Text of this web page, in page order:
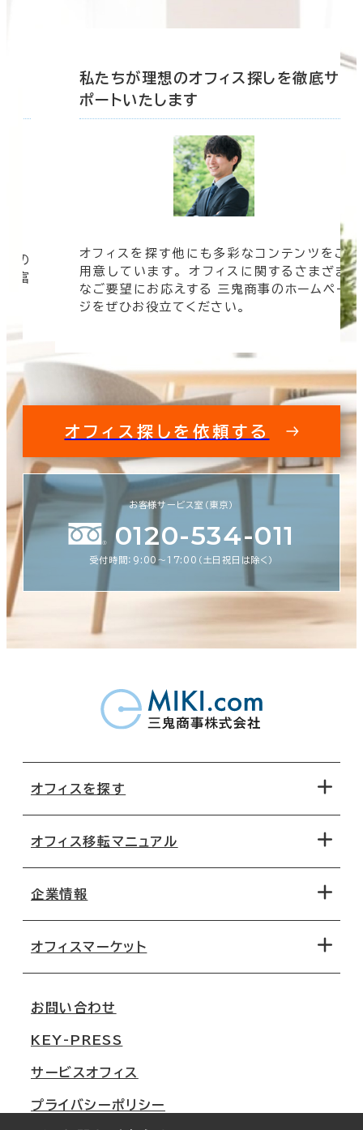
の
豊富
私たちが理想のオフィス探しを徹底サ
ポートいたします
オフィスを探す他にも多彩なコンテンツをご
用意しています。 オフィスに関するさまざま
なご要望にお応えする 三鬼商事のホームペー
ジをぜひお役立てください。
オフィス探しを依頼する
お客様サービス室（東京）
0120-534-011
受付時間：9:00〜17:00（土日祝日は除く）
オフィスを探す
地図から探す
路線・駅から探す
オフィス移転マニュアル
移転コストシミュレーション
移転スケジュール
オフィス移転Q&A
企業情報
オフィスマーケット
大阪
名古屋
札幌
お問い合わせ
KEY-PRESS
サービスオフィス
プライバシーポリシー